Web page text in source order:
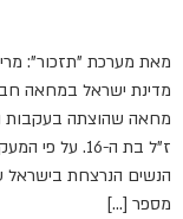
מאת מערכת "תזכור":
מדינת ישראל במחאה
ז"ל בת ה-16.
מספר […]